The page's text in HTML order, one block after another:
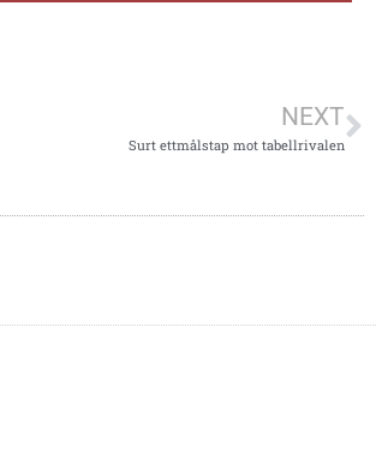
Lørdag 23. september kl. 14:00
NEXT
Surt ettmålstap mot tabellrivalen